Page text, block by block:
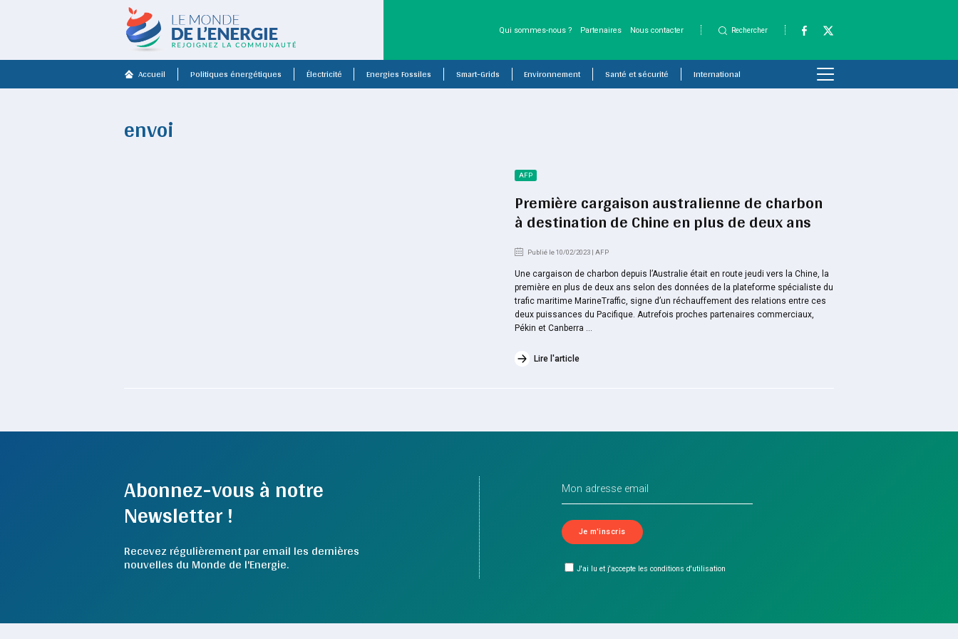
Qui sommes-nous ? Partenaires Nous contacter Rechercher
Accueil Politiques énergétiques Électricité Energies Fossiles Smart-Grids Environnement Santé et sécurité International
envoi
AFP
Première cargaison australienne de charbon
à destination de Chine en plus de deux ans
Publié le 10/02/2023 | AFP
Une cargaison de charbon depuis l’Australie était en route jeudi vers la Chine, la
première en plus de deux ans selon des données de la plateforme spécialiste du
trafic maritime MarineTraffic, signe d’un réchauffement des relations entre ces
deux puissances du Pacifique. Autrefois proches partenaires commerciaux,
Pékin et Canberra ...
Lire l'article
Abonnez-vous à notre
Newsletter !
Recevez régulièrement par email les dernières
nouvelles du Monde de l'Energie. J'ai lu et j'accepte les conditions d'utilisation